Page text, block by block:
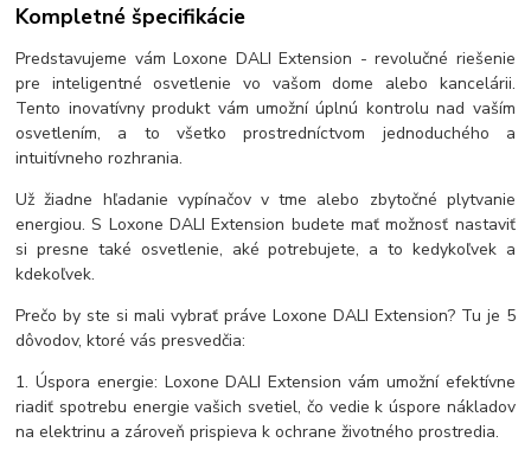
Kompletné špecifikácie
Predstavujeme vám Loxone DALI Extension - revolučné riešenie
pre inteligentné osvetlenie vo vašom dome alebo kancelárii.
Tento inovatívny produkt vám umožní úplnú kontrolu nad vaším
osvetlením, a to všetko prostredníctvom jednoduchého a
intuitívneho rozhrania.
Už žiadne hľadanie vypínačov v tme alebo zbytočné plytvanie
energiou. S Loxone DALI Extension budete mať možnosť nastaviť
si presne také osvetlenie, aké potrebujete, a to kedykoľvek a
kdekoľvek.
Prečo by ste si mali vybrať práve Loxone DALI Extension? Tu je 5
dôvodov, ktoré vás presvedčia:
1. Úspora energie: Loxone DALI Extension vám umožní efektívne
riadiť spotrebu energie vašich svetiel, čo vedie k úspore nákladov
na elektrinu a zároveň prispieva k ochrane životného prostredia.